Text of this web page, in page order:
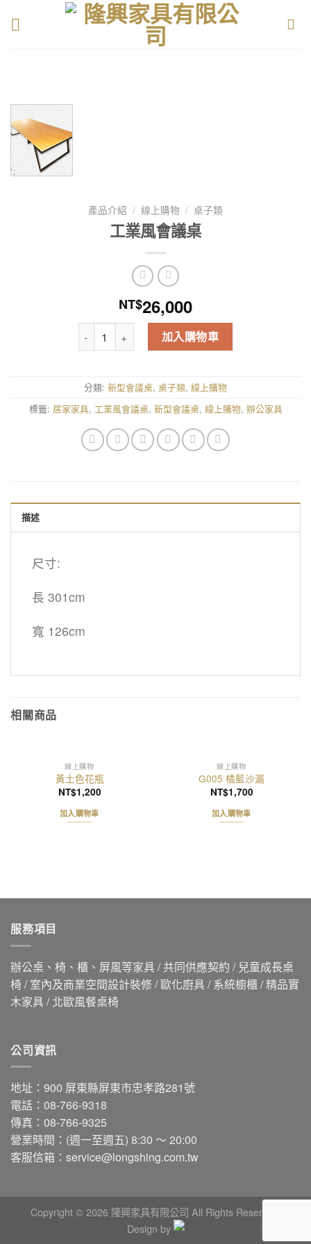
產品介紹 / 線上購物 / 桌子類
工業風會議桌
NT$26,000
加入購物車
分類: 新型會議桌, 桌子類, 線上購物
標籤: 居家家具, 工業風會議桌, 新型會議桌, 線上購物, 辦公家具
描述
尺寸:
長 301cm
寬 126cm
相關商品
線上購物
黃土色花瓶
NT$1,200
加入購物車
線上購物
G005 橘藍沙漏
NT$1,700
加入購物車
服務項目
辦公桌、椅、櫃、屏風等家具 / 共同供應契約 / 兒童成長桌
椅 / 室內及商業空間設計裝修 / 歐化廚具 / 系統櫥櫃 / 精品實
木家具 / 北歐風餐桌椅
公司資訊
地址：900 屏東縣屏東市忠孝路281號
電話：08-766-9318
傳真：08-766-9325
營業時間：(週一至週五) 8:30 ～ 20:00
客服信箱： service@longshing.com.tw
Copyright © 2026 隆興家具有限公司 All Rights Reserved.
Design by